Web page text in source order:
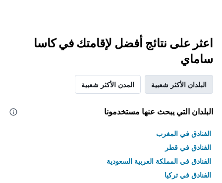
اعثر على نتائج أفضل لإقامتك في كاسا
ساماي
البلدان الأكثر شعبية المدن الأكثر شعبية
البلدان التي يبحث عنها مستخدمونا
الفنادق في المغرب
الفنادق في قطر
الفنادق في المملكة العربية السعودية
الفنادق في تركيا